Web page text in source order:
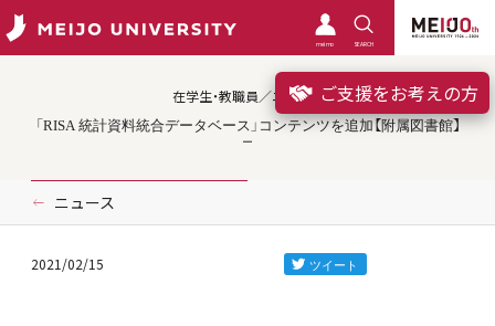
meimo SEARCH
ご支援をお考えの方
在学生・教職員／ニュース
「RISA 統計資料統合データベース」コンテンツを追加【附属図書館】
ニュース
2021/02/15